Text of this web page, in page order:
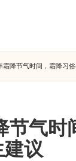
霜降节气时间，霜降习
节气时
议